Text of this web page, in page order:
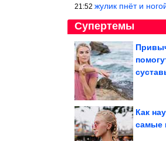
21:52 жулик пнёт и ногой пробьёт её
Супертемы
Как
самые